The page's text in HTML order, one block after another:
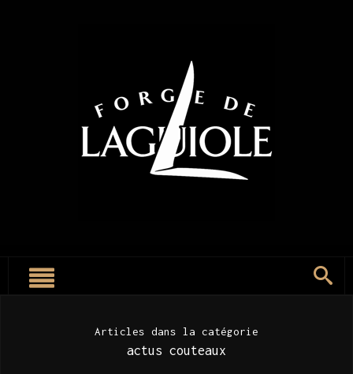
Articles dans la catégorie
actus couteaux